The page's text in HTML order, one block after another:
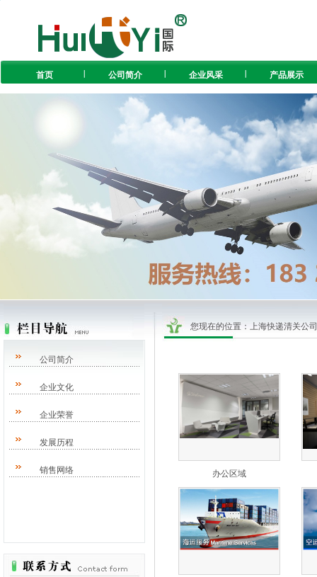
首页 公司简介 企业风采 产品展示
公司简介
企业文化
企业荣誉
发展历程
销售网络 办公区域
您现在的位置： 上海快递清关公